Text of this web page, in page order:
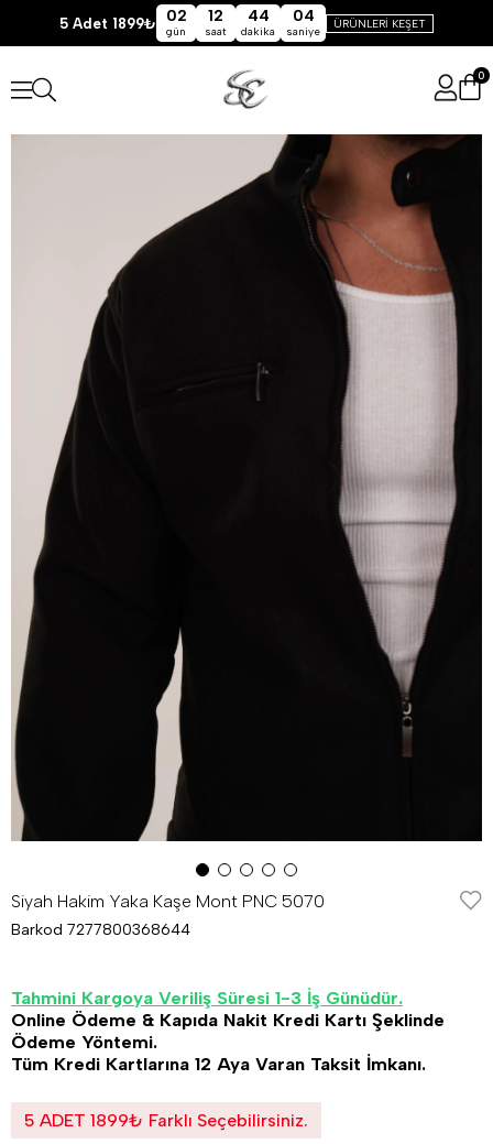
5 Adet 1899₺ 02
gün
12
saat
44
dakika
04
saniye
ÜRÜNLERİ KEŞET
0
Siyah Hakim Yaka Kaşe Mont PNC 5070
Barkod 7277800368644
Tahmini Kargoya Veriliş Süresi 1-3 İş Günüdür.
Online Ödeme & Kapıda Nakit Kredi Kartı Şeklinde
Ödeme Yöntemi.
Tüm Kredi Kartlarına 12 Aya Varan Taksit İmkanı.
5 ADET 1899₺ Farklı Seçebilirsiniz.